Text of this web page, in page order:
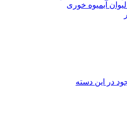
آبمیوه خوری
در این دسته